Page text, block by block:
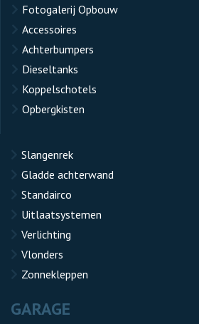
Fotogalerij Opbouw
Accessoires
Achterbumpers
Dieseltanks
Koppelschotels
Opbergkisten
Slangenrek
Gladde achterwand
Standairco
Uitlaatsystemen
Verlichting
Vlonders
Zonnekleppen
GARAGE